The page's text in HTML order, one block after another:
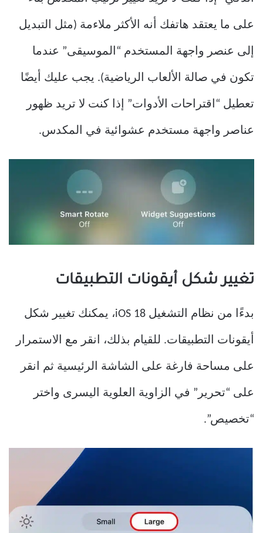
على ما يعتقد هاتفك أنه الأكثر ملاءمة (مثل التبديل
إلى عنصر واجهة المستخدم “الموسيقى” عندما
تكون في صالة الألعاب الرياضية). يجب عليك أيضًا
تعطيل “اقتراحات الأدوات” إذا كنت لا تريد ظهور
عناصر واجهة مستخدم عشوائية في المكدس.
تغيير شكل أيقونات التطبيقات
بدءًا من نظام التشغيل iOS 18، يمكنك تغيير شكل
أيقونات التطبيقات. للقيام بذلك، انقر مع الاستمرار
على مساحة فارغة على الشاشة الرئيسية ثم انقر
على “تحرير” في الزاوية العلوية اليسرى واختر
“تخصيص”.